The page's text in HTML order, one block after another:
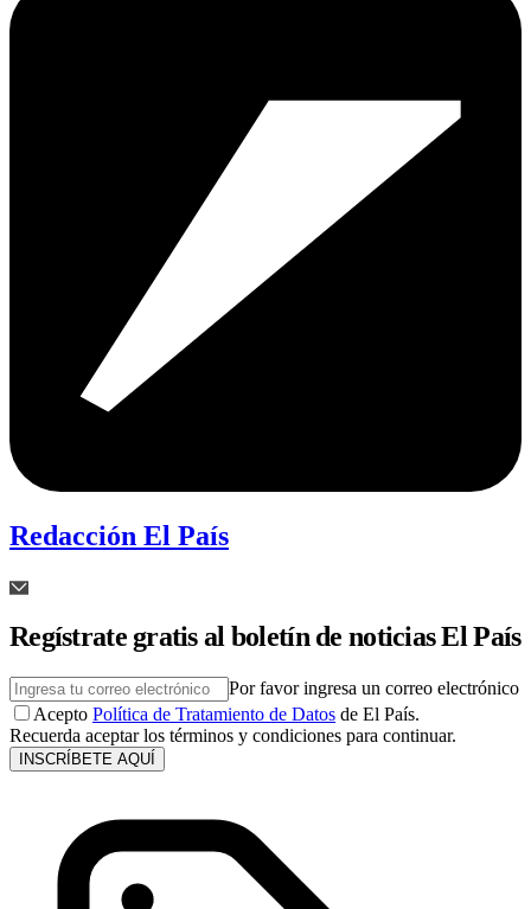
Redacción El País
Regístrate gratis al boletín de noticias El País
Por favor ingresa un correo electrónico
Acepto Política de Tratamiento de Datos de El País.
Recuerda aceptar los términos y condiciones para continuar.
INSCRÍBETE AQUÍ